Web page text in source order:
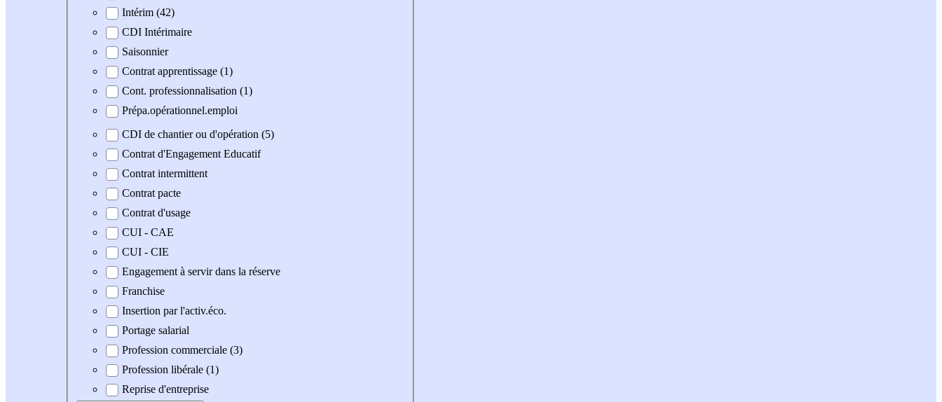
Intérim (42)
CDI Intérimaire
Saisonnier
Contrat apprentissage (1)
Cont. professionnalisation (1)
Prépa.opérationnel.emploi
CDI de chantier ou d'opération (5)
Contrat d'Engagement Educatif
Contrat intermittent
Contrat pacte
Contrat d'usage
CUI - CAE
CUI - CIE
Engagement à servir dans la réserve
Franchise
Insertion par l'activ.éco.
Portage salarial
Profession commerciale (3)
Profession libérale (1)
Reprise d'entreprise